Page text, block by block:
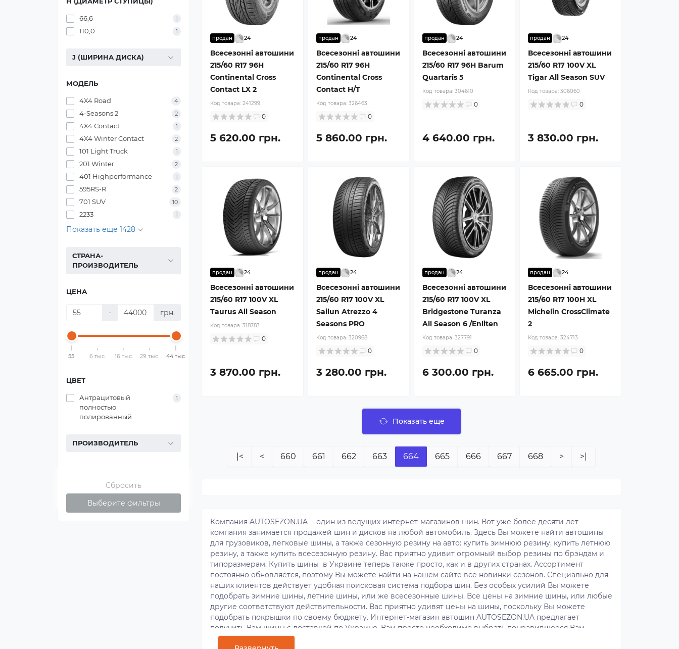
66,6 1
110,0 1
J (ШИРИНА ДИСКА)
МОДЕЛЬ
4X4 Road 4
4-Seasons 2 2
4X4 Contact 1
4X4 Winter Contact 2
101 Light Truck 1
201 Winter 2
401 Highperformance 1
595RS-R 2
701 SUV 10
2233 1
Показать еще 1428
СТРАНА-
ПРОИЗВОДИТЕЛЬ
ЦЕНА
- грн.
55 6 тыс. 16 тыс. 29 тыс. 44 тыс.
ЦВЕТ
Антрацитовый
полностью
полированный
1
ПРОИЗВОДИТЕЛЬ
Сбросить
Выберите фильтры
продан 24
Всесезонні автошини
215/60 R17 96H
Continental Cross
Contact LX 2
Код товара: 241299
0
5 620.00 грн.
продан 24
Всесезонні автошини
215/60 R17 96H
Continental Cross
Contact H/T
Код товара: 326463
0
5 860.00 грн.
продан 24
Всесезонні автошини
215/60 R17 96H Barum
Quartaris 5
Код товара: 304610
0
4 640.00 грн.
продан 24
Всесезонні автошини
215/60 R17 100V XL
Tigar All Season SUV
Код товара:306060
0
3 830.00 грн.
продан 24
Всесезонні автошини
215/60 R17 100V XL
Taurus All Season
Код товара: 318783
0
3 870.00 грн.
продан 24
Всесезонні автошини
215/60 R17 100V XL
Sailun Atrezzo 4
Seasons PRO
Код товара: 320968
0
3 280.00 грн.
продан 24
Всесезонні автошини
215/60 R17 100V XL
Bridgestone Turanza
All Season 6 /Enliten
Код товара: 327791
0
6 300.00 грн.
продан 24
Всесезонні автошини
215/60 R17 100H XL
Michelin CrossClimate
2
Код товара:324713
0
6 665.00 грн.
Показать еще
|< < 660 661 662 663 664 665 666 667 668 > >|
Компания AUTOSEZON.UA - один из ведущих интернет-магазинов шин. Вот уже более десяти лет
компания занимается продажей шин и дисков на любой автомобиль. Здесь Вы можете найти автошины
для грузовиков, легковые шины, а также сезонную резину на авто: купить зимнюю резину, купить летнюю
резину, а также купить всесезонную резину. Вас приятно удивит огромный выбор резины по брэндам и
типоразмерам. Купить шины в Украине теперь также просто, как и в других странах. Ассортимент
постоянно обновляется, поэтому Вы можете найти на нашем сайте все новинки сезонов. Специально для
наших клиентов действует удобная поисковая система подбора шин. Без особых усилий Вы можете
подобрать зимние шины, летние шины, или же всесезонные шины. Все цены на зимние шины, или любые
другие соответствуют действительности. Вас приятно удивят цены на шины, поскольку Вы можете
подобрать покрышки по своему бюджету. Интернет-магазин автошин AUTOSEZON.UA предлагает
получить Вам шины с доставкой по Украине. Вам просто необходимо выбрать понравившееся Вам
автопокрышки и оформить заявку, а все остальное мы сделаем сами. Для того, чтобы Вам проще было